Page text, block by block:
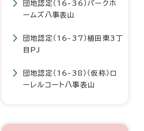
団地認定（16-36）パークホ
ームズ八事表山
団地認定（16-37）植田東3丁
目PJ
団地認定（16-38）（仮称）ロ
ーレルコート八事表山